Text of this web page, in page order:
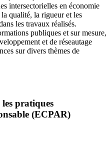
intersectorielles en économie
qualité, la rigueur et les
les travaux réalisés.
publiques et sur mesure,
et de réseautage
sur divers thèmes de
pratiques
(ECPAR)